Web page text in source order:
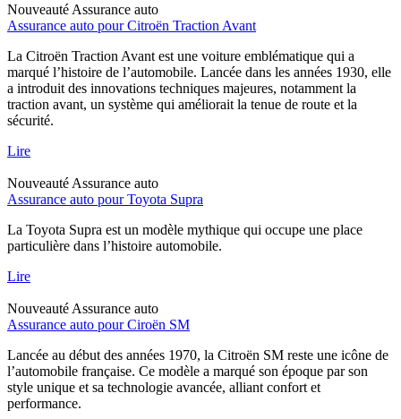
Nouveauté Assurance auto
Assurance auto pour Citroën Traction Avant
La Citroën Traction Avant est une voiture emblématique qui a
marqué l’histoire de l’automobile. Lancée dans les années 1930, elle
a introduit des innovations techniques majeures, notamment la
traction avant, un système qui améliorait la tenue de route et la
sécurité.
Lire
Nouveauté Assurance auto
Assurance auto pour Toyota Supra
La Toyota Supra est un modèle mythique qui occupe une place
particulière dans l’histoire automobile.
Lire
Nouveauté Assurance auto
Assurance auto pour Ciroën SM
Lancée au début des années 1970, la Citroën SM reste une icône de
l’automobile française. Ce modèle a marqué son époque par son
style unique et sa technologie avancée, alliant confort et
performance.